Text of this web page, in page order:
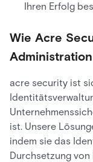
Ihren Erfolg
Wie Acre
acre security ist
ist. Unsere
indem sie das
Durchsetzung